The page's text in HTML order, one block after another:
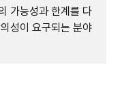
가능성과 한계를 다
성이 요구되는 분야